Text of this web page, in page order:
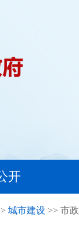
开
城市建设 >> 市